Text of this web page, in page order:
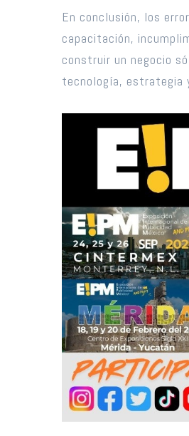
En conclusión, los
capacitación,
construir un negocio
tecnología, estrategia